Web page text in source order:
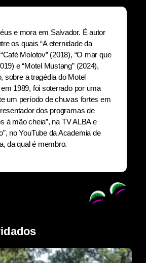
e mora em Salvador. É autor
os quais “A eternidade da
Molotov” (2018), “O mar que
e “Motel Mustang” (2024),
sobre a tragédia do Motel
1989, foi soterrado por uma
um período de chuvas fortes em
dos programas de
à mão cheia”, na TV ALBA e
no YouTube da Academia de
da qual é membro.